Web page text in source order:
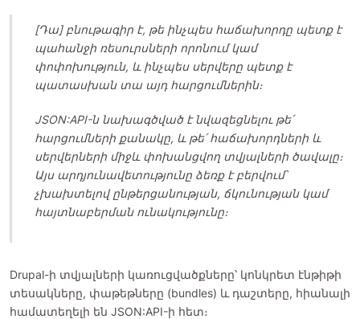
[Դա] բնութագիր է, թե ինչպես հաճախորդը պետք է
պահանջի ռեսուրսների որոնում կամ
փոփոխություն, և ինչպես սերվերը պետք է
պատասխան տա այդ հարցումներին։
JSON:API-ն նախագծված է նվազեցնելու թե՛
հարցումների քանակը, և թե՛ հաճախորդների և
սերվերների միջև փոխանցվող տվյալների ծավալը։
Այս արդյունավետությունը ձեռք է բերվում՝
չխախտելով ընթերցանության, ճկունության կամ
հայտնաբերման ունակությունը։
Drupal-ի տվյալների կառուցվածքները՝ կոնկրետ էնթիթի
տեսակները, փաթեթները (bundles) և դաշտերը, հիանալի
համատեղելի են JSON:API-ի հետ։